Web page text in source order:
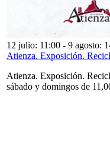
12 julio: 11:00 - 9 agosto:
Atienza. Exposición.
Atienza. Exposición.
sábado y domingos de